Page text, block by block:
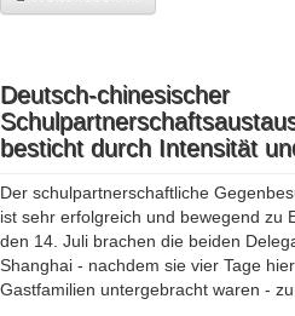
Deutsch-chinesischer
besticht durch Intensität
Der schulpartnerschaftliche
ist sehr erfolgreich und bewegend zu
den 14. Juli brachen die beiden
Shanghai - nachdem sie vier Tage
Gastfamilien untergebracht waren -